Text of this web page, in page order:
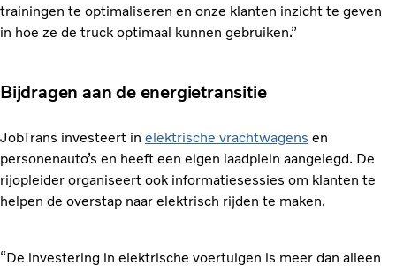
trainingen te optimaliseren en onze klanten inzicht te geven
in hoe ze de truck optimaal kunnen gebruiken.”
Bijdragen aan de energietransitie
JobTrans investeert in elektrische vrachtwagens en
personenauto’s en heeft een eigen laadplein aangelegd. De
rijopleider organiseert ook informatiesessies om klanten te
helpen de overstap naar elektrisch rijden te maken.
“De investering in elektrische voertuigen is meer dan alleen